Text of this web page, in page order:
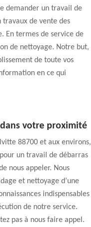
demander un travail de
de vente des
En termes de service de
de nettoyage. Notre but,
de toute vos
en ce qui
votre proximité
88700 et aux environs,
un travail de débarras
nous appeler. Nous
et nettoyage d’une
indispensables
de notre service.
pas à nous faire appel.